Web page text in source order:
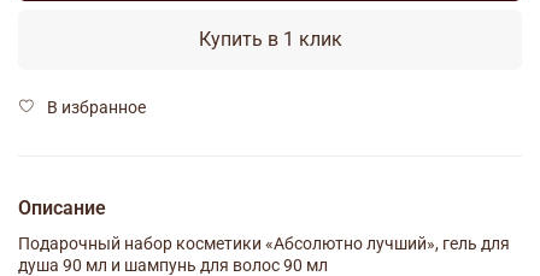
Купить в 1 клик
В избранное
Описание
Подарочный набор косметики «Абсолютно лучший», гель для
душа 90 мл и шампунь для волос 90 мл